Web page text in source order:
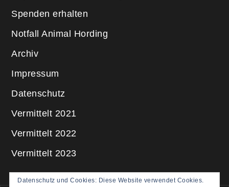
Spenden erhalten
Notfall Animal Hording
Archiv
Impressum
Datenschutz
Vermittelt 2021
Vermittelt 2022
Vermittelt 2023
Datenschutz und Cookies: Diese Website verwendet Cookies.